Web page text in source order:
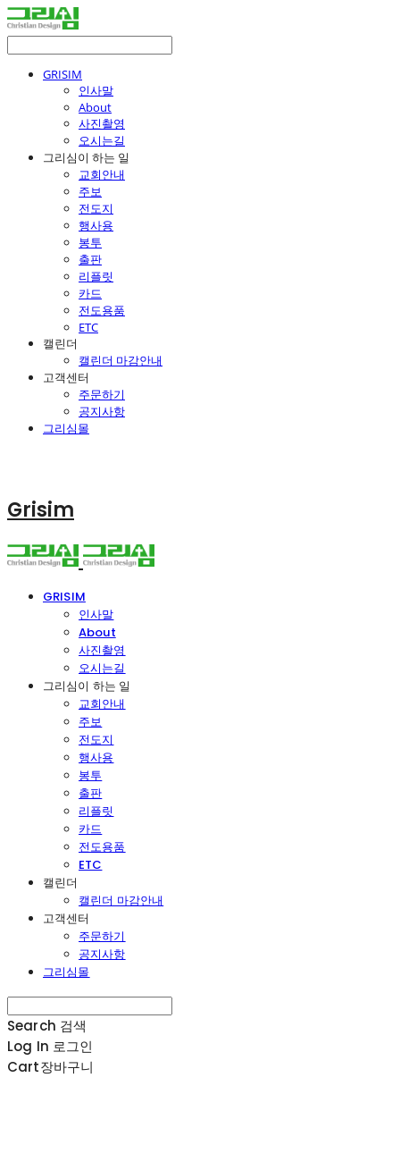
GRISIM
인사말
About
사진촬영
오시는길
그리심이 하는 일
교회안내
주보
전도지
행사용
봉투
출판
리플릿
카드
전도용품
ETC
캘린더
캘린더 마감안내
고객센터
주문하기
공지사항
그리심몰
Grisim
GRISIM
인사말
About
사진촬영
오시는길
그리심이 하는 일
교회안내
주보
전도지
행사용
봉투
출판
리플릿
카드
전도용품
ETC
캘린더
캘린더 마감안내
고객센터
주문하기
공지사항
그리심몰
Search 검색
Log In 로그인
Cart장바구니